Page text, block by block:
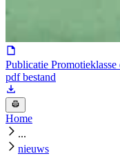
Publicatie Promotieklasse
pdf bestand
Home
...
nieuws